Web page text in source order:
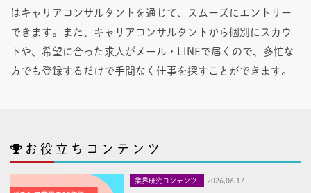
はキャリアコンサルタントを通じて、スムーズにエントリー
できます。また、キャリアコンサルタントから個別にスカウ
トや、希望に合った求人がメール・LINEで届くので、多忙な
方でも登録するだけで手間なく仕事を探すことができます。
お役立ちコンテンツ
業界研究コンテンツ 2026,06,17